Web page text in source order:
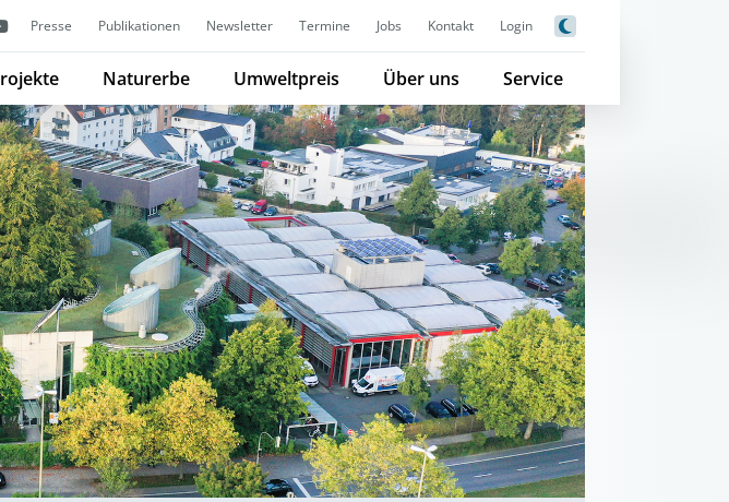
Presse Publikationen Newsletter Termine Jobs Kontakt Login
Naturerbe Umweltpreis Über uns Service